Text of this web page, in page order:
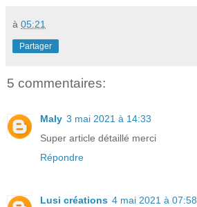
à 05:21
Partager
5 commentaires:
Maly 3 mai 2021 à 14:33
Super article détaillé merci
Répondre
Lusi créations 4 mai 2021 à 07:58